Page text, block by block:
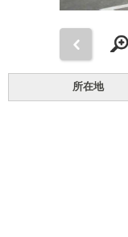
所在地